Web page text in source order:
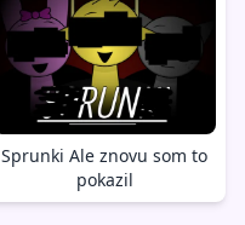
Sprunki Ale znovu som to
pokazil